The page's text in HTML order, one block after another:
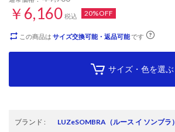
￥6,160 税込 20%OFF
この商品は サイズ交換可能・返品可能です
サイズ・色を選ぶ
ブランド : LUZeSOMBRA （ルース イ ソンブラ）